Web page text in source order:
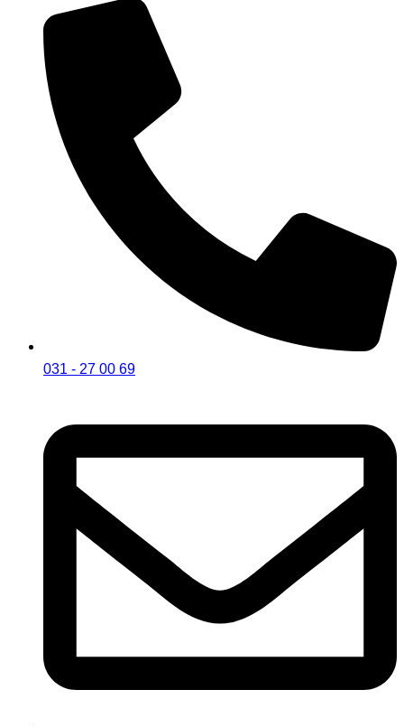
031 - 27 00 69